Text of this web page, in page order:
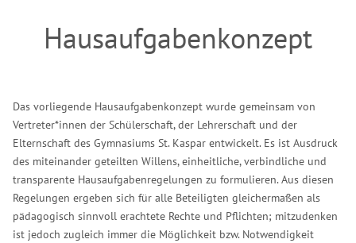
Hausaufgabenkonzept
Das vorliegende Hausaufgabenkonzept wurde gemeinsam von
Vertreter*innen der Schülerschaft, der Lehrerschaft und der
Elternschaft des Gymnasiums St. Kaspar entwickelt. Es ist Ausdruck
des miteinander geteilten Willens, einheitliche, verbindliche und
transparente Hausaufgabenregelungen zu formulieren. Aus diesen
Regelungen ergeben sich für alle Beteiligten gleichermaßen als
pädagogisch sinnvoll erachtete Rechte und Pflichten; mitzudenken
ist jedoch zugleich immer die Möglichkeit bzw. Notwendigkeit